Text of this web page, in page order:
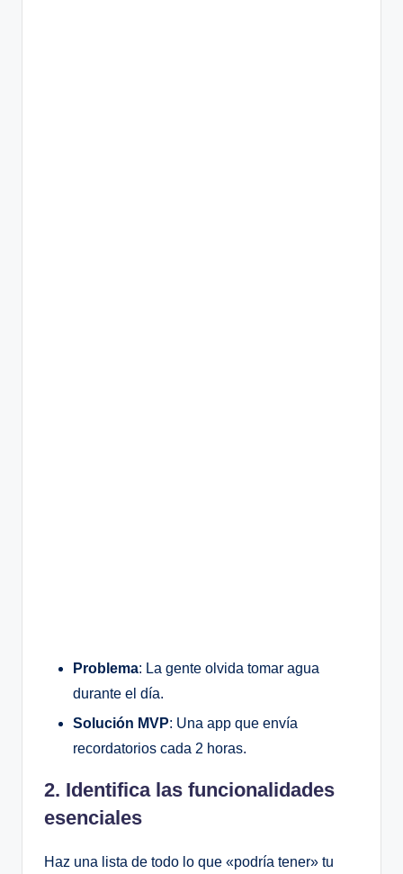
Problema: La gente olvida tomar agua
durante el día.
Solución MVP: Una app que envía
recordatorios cada 2 horas.
2. Identifica las funcionalidades
esenciales
Haz una lista de todo lo que «podría tener» tu